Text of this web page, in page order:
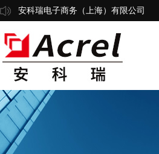
安科瑞电子商务（上海）有限公司